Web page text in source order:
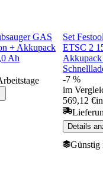
GAS
+ Akkupack
Ah
Set
ETSC 2
-7 %
im
569,12 €
Details
Günstig